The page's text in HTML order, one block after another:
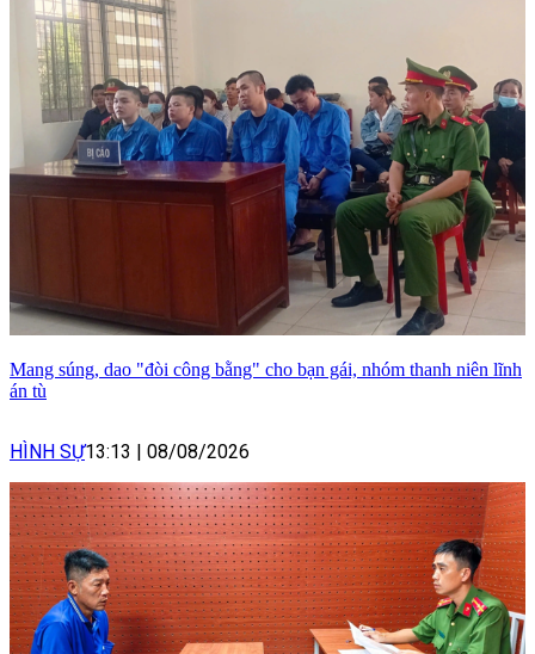
Mang súng, dao "đòi công bằng" cho bạn gái, nhóm thanh niên lĩnh
án tù
HÌNH SỰ13:13 | 08/08/2026